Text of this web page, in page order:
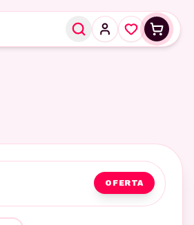
OFERTA